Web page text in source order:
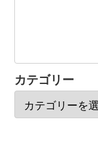
カテゴリー